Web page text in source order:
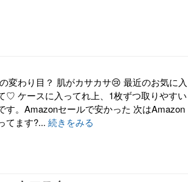
変わり目？ 肌がカサカサ😢 最近のお気に入
♡ ケースに入ってれ上、1枚ずつ取りやすい
。Amazonセールで安かった 次はAmazon
てます?... 続きをみる